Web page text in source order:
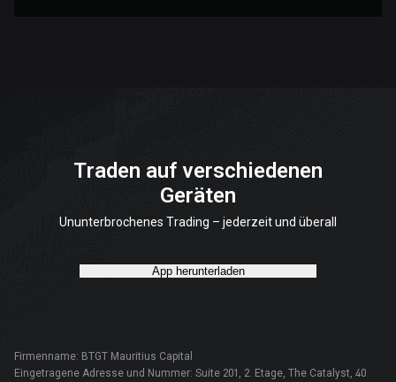
Traden auf verschiedenen
Geräten
Ununterbrochenes Trading – jederzeit und überall
App herunterladen
Firmenname: BTGT Mauritius Capital
Eingetragene Adresse und Nummer: Suite 201, 2. Etage, The Catalyst, 40